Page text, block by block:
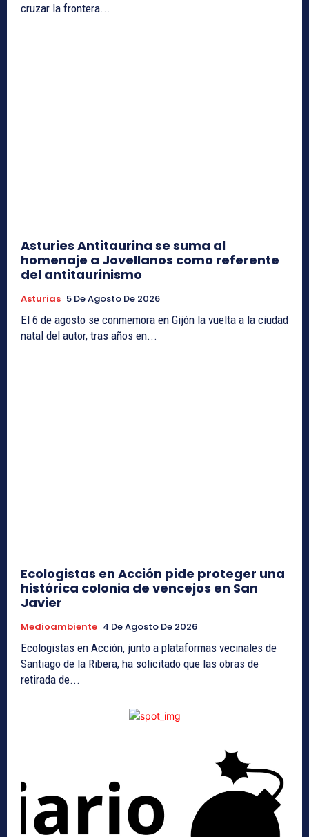
cruzar la frontera...
Asturies Antitaurina se suma al
homenaje a Jovellanos como referente
del antitaurinismo
Asturias 5 De Agosto De 2026
El 6 de agosto se conmemora en Gijón la vuelta a la ciudad
natal del autor, tras años en...
Ecologistas en Acción pide proteger una
histórica colonia de vencejos en San
Javier
Medioambiente 4 De Agosto De 2026
Ecologistas en Acción, junto a plataformas vecinales de
Santiago de la Ribera, ha solicitado que las obras de
retirada de...